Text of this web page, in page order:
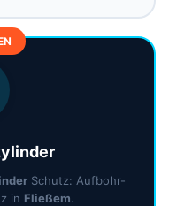
Schutz: Aufbohr-
in Fließem.